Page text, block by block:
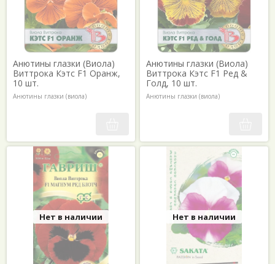
Анютины глазки (Виола)
Виттрока Кэтс F1 Оранж,
10 шт.
Анютины глазки (виола)
Анютины глазки (Виола)
Виттрока Кэтс F1 Ред &
Голд, 10 шт.
Анютины глазки (виола)
Нет в наличии Нет в наличии